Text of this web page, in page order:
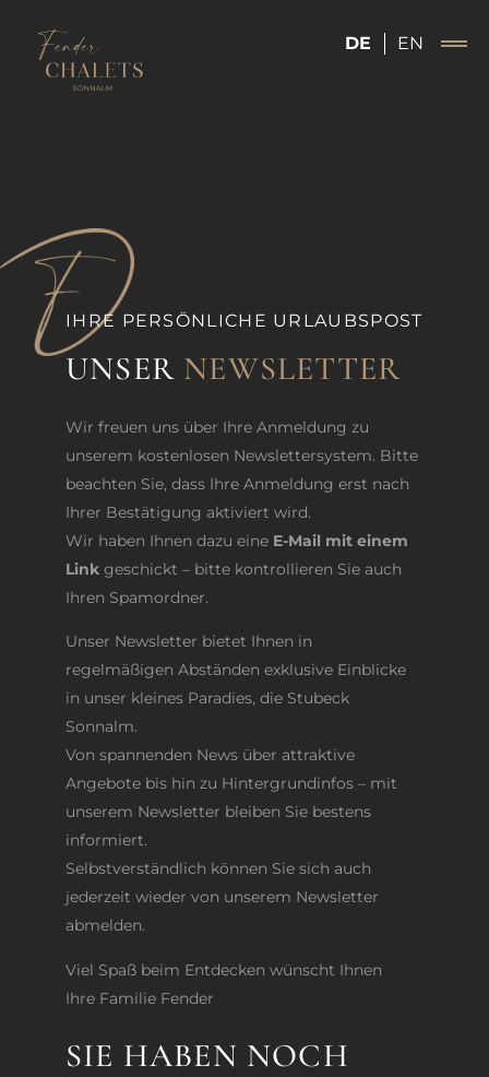
DE EN
IHRE PERSÖNLICHE URLAUBSPOST
UNSER NEWSLETTER
Wir freuen uns über Ihre Anmeldung zu
unserem kostenlosen Newslettersystem. Bitte
beachten Sie, dass Ihre Anmeldung erst nach
Ihrer Bestätigung aktiviert wird.
Wir haben Ihnen dazu eine E-Mail mit einem
Link geschickt – bitte kontrollieren Sie auch
Ihren Spamordner.
Unser Newsletter bietet Ihnen in
regelmäßigen Abständen exklusive Einblicke
in unser kleines Paradies, die Stubeck
Sonnalm.
Von spannenden News über attraktive
Angebote bis hin zu Hintergrundinfos – mit
unserem Newsletter bleiben Sie bestens
informiert.
Selbstverständlich können Sie sich auch
jederzeit wieder von unserem Newsletter
abmelden.
Viel Spaß beim Entdecken wünscht Ihnen
Ihre Familie Fender
SIE HABEN NOCH